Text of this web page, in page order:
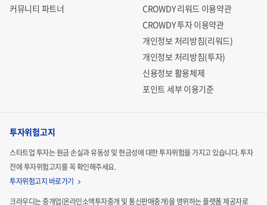
커뮤니티 파트너
CROWDY 리워드 이용약관
CROWDY 투자 이용약관
개인정보 처리방침(리워드)
개인정보 처리방침(투자)
신용정보 활용체제
포인트 세부 이용기준
투자위험고지
스타트업 투자는 원금 손실과 유동성 및 현금성에 대한 투자위험을 가지고 있습니다.투자
전에 투자위험고지를 꼭 확인해주세요.
투자위험고지 바로가기
크라우디는 중개업(온라인소액투자중개 및 통신판매중개)을 영위하는 플랫폼 제공자로